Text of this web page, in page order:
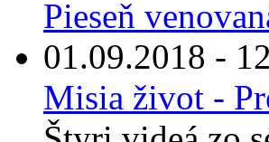
Pieseň
01.09.2018 -
Misia život -